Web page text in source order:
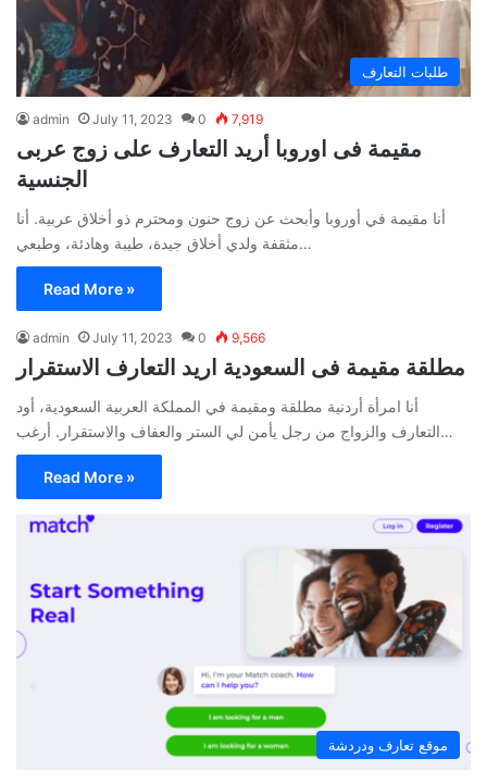
طلبات التعارف
admin July 11, 2023 0 7,919
مقيمة فى اوروبا أريد التعارف على زوج عربى
الجنسية
أنا مقيمة في أوروبا وأبحث عن زوج حنون ومحترم ذو أخلاق عربية. أنا
مثقفة ولدي أخلاق جيدة، طيبة وهادئة، وطبعي…
Read More »
admin July 11, 2023 0 9,566
مطلقة مقيمة فى السعودية اريد التعارف الاستقرار
أنا امرأة أردنية مطلقة ومقيمة في المملكة العربية السعودية، أود
التعارف والزواج من رجل يأمن لي الستر والعفاف والاستقرار. أرغب…
Read More »
موقع تعارف ودردشة